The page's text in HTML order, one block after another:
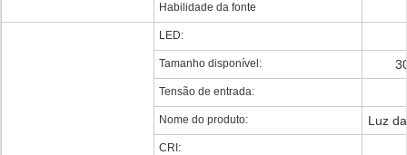
Habilidade da fonte
LED:
Tamanho disponível:
Tensão de entrada:
Nome do produto: Luz
CRI: